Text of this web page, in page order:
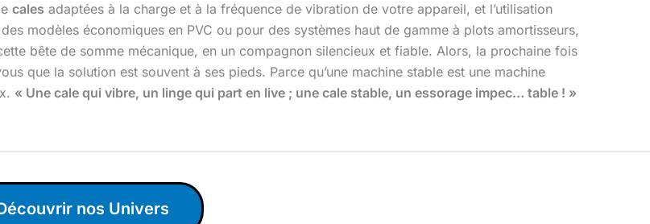
cales adaptées à la charge et à la fréquence de vibration de votre appareil, et l’utilisation
modèles économiques en PVC ou pour des systèmes haut de gamme à plots amortisseurs,
bête de somme mécanique, en un compagnon silencieux et fiable. Alors, la prochaine fois
que la solution est souvent à ses pieds. Parce qu’une machine stable est une machine
« Une cale qui vibre, un linge qui part en live ; une cale stable, un essorage impec… table ! »
nos Univers